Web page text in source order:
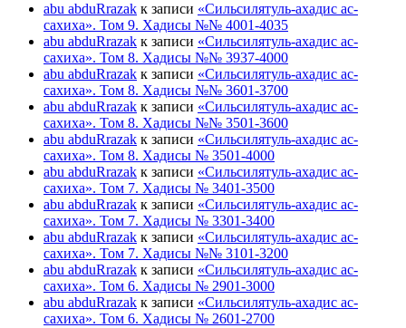
abu abduRrazak к записи «Сильсилятуль-ахадис ас-
сахиха». Том 9. Хадисы №№ 4001-4035
abu abduRrazak к записи «Сильсилятуль-ахадис ас-
сахиха». Том 8. Хадисы №№ 3937-4000
abu abduRrazak к записи «Сильсилятуль-ахадис ас-
сахиха». Том 8. Хадисы №№ 3601-3700
abu abduRrazak к записи «Сильсилятуль-ахадис ас-
сахиха». Том 8. Хадисы №№ 3501-3600
abu abduRrazak к записи «Сильсилятуль-ахадис ас-
сахиха». Том 8. Хадисы № 3501-4000
abu abduRrazak к записи «Сильсилятуль-ахадис ас-
сахиха». Том 7. Хадисы № 3401-3500
abu abduRrazak к записи «Сильсилятуль-ахадис ас-
сахиха». Том 7. Хадисы № 3301-3400
abu abduRrazak к записи «Сильсилятуль-ахадис ас-
сахиха». Том 7. Хадисы №№ 3101-3200
abu abduRrazak к записи «Сильсилятуль-ахадис ас-
сахиха». Том 6. Хадисы № 2901-3000
abu abduRrazak к записи «Сильсилятуль-ахадис ас-
сахиха». Том 6. Хадисы № 2601-2700